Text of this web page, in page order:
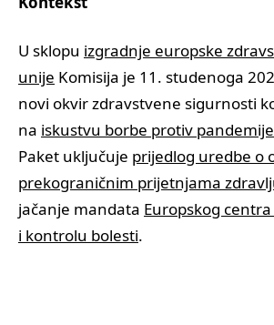
U sklopu izgradnje europske
unije Komisija je 11. studenoga
novi okvir zdravstvene sigurnosti
na iskustvu borbe protiv
Paket uključuje prijedlog uredbe o
prekograničnim prijetnjama
jačanje mandata Europskog
i kontrolu bolesti.